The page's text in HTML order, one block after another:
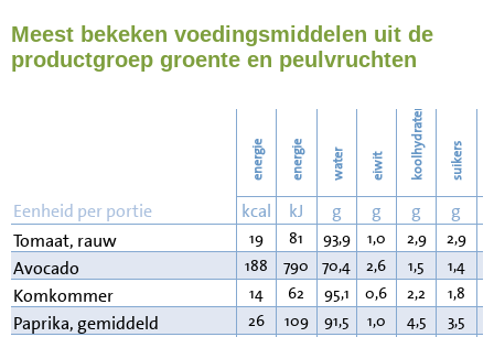
Strijken 49
56
Meest bekeken voedingsmiddelen uit de
productgroep groente en peulvruchten
energie energie water eiwit koolhydraten suikers
Eenheid per portie kcal kJ g g g g
Tomaat, rauw
19 81 93,9 1,0 2,9 2,9
Avocado 188 790 70,4 2,6 1,5 1,4
Komkommer 14 62 95,1 0,6 2,2 1,8
Paprika, gemiddeld 26 109 91,5 1,0 4,5 3,5